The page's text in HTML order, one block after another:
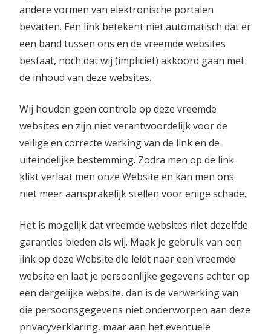
andere vormen van elektronische portalen
bevatten. Een link betekent niet automatisch dat er
een band tussen ons en de vreemde websites
bestaat, noch dat wij (impliciet) akkoord gaan met
de inhoud van deze websites.
Wij houden geen controle op deze vreemde
websites en zijn niet verantwoordelijk voor de
veilige en correcte werking van de link en de
uiteindelijke bestemming. Zodra men op de link
klikt verlaat men onze Website en kan men ons
niet meer aansprakelijk stellen voor enige schade.
Het is mogelijk dat vreemde websites niet dezelfde
garanties bieden als wij. Maak je gebruik van een
link op deze Website die leidt naar een vreemde
website en laat je persoonlijke gegevens achter op
een dergelijke website, dan is de verwerking van
die persoonsgegevens niet onderworpen aan deze
privacyverklaring, maar aan het eventuele